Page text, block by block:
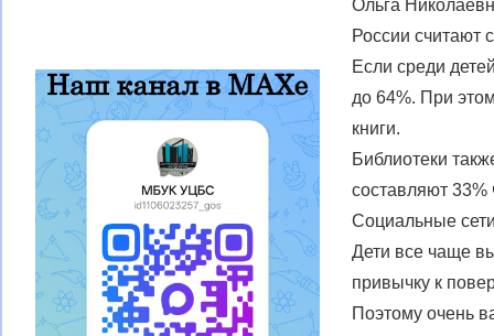
Ольга
России считают
Если среди
до 64%. При
книги.
Библиотеки
составляют 33%
Социальные
Дети все чаще
привычку к
Поэтому очень